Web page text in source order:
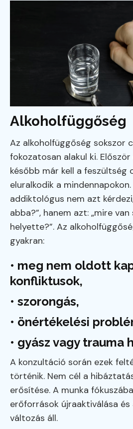
Alkoholfüggőség
Az alkoholfüggőség sokszor
fokozatosan alakul ki.
később már kell a feszültség
eluralkodik a
addiktológus nem azt
abba?”, hanem azt: „mire van
helyette?”. Az
gyakran:
• meg nem oldott
konfliktusok,
• szorongás,
• önértékelési
• gyász vagy trauma
A konzultáció során ezek
történik. Nem cél a
erősítése. A munka
erőforrások újraaktiválása
változás áll.